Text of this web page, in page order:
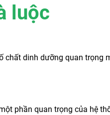
luộc
chất dinh dưỡng quan trọng
phần quan trọng của hệ